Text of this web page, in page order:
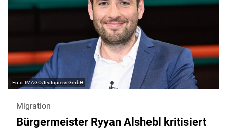
IMAGO/teutopress GmbH
Migration
Bürgermeister Ryyan Alshebl kritisiert